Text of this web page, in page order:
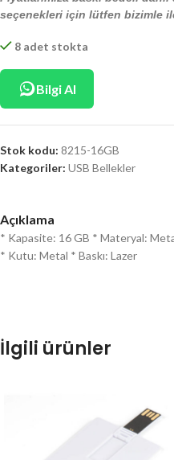
seçenekleri için lütfen bizimle
8 adet stokta
Bilgi Al
Stok kodu: 8215-16GB
Kategoriler: USB Bellekler
Açıklama
* Kapasite: 16 GB * Materyal:
* Kutu: Metal * Baskı: Lazer
İlgili ürünler